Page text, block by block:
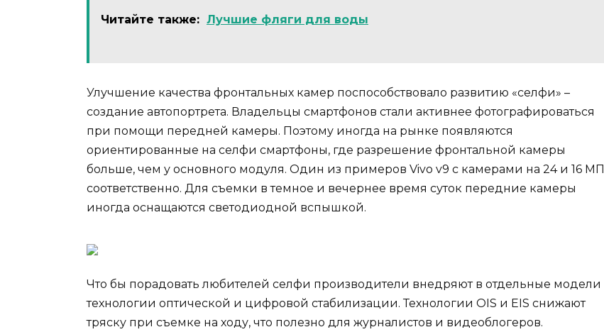
Читайте также: Лучшие фляги для воды
Улучшение качества фронтальных камер поспособствовало развитию «селфи» –
создание автопортрета. Владельцы смартфонов стали активнее фотографироваться
при помощи передней камеры. Поэтому иногда на рынке появляются
ориентированные на селфи смартфоны, где разрешение фронтальной камеры
больше, чем у основного модуля. Один из примеров Vivo v9 с камерами на 24 и 16 МП
соответственно. Для съемки в темное и вечернее время суток передние камеры
иногда оснащаются светодиодной вспышкой.
Что бы порадовать любителей селфи производители внедряют в отдельные модели
технологии оптической и цифровой стабилизации. Технологии OIS и EIS снижают
тряску при съемке на ходу, что полезно для журналистов и видеоблогеров.